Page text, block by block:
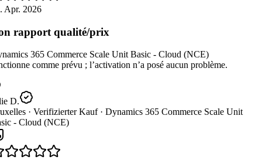
Apr. 2026
rapport qualité/prix
365 Commerce Scale Unit Basic - Cloud (NCE)
comme prévu ; l’activation n’a posé aucun problème.
D.
· Verifizierter Kauf · Dynamics 365 Commerce Scale Unit
- Cloud (NCE)